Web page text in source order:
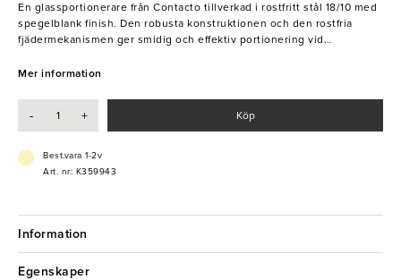
En glassportionerare från Contacto tillverkad i rostfritt stål 18/10 med
spegelblank finish. Den robusta konstruktionen och den rostfria
fjädermekanismen ger smidig och effektiv portionering vid
- Rostfri fjädermekanism
Mer information
- + Köp
Best.vara 1-2v
Art. nr: K359943
Information
Egenskaper